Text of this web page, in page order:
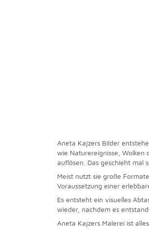
Aneta Kajzers Bilder
wie Naturereignisse, Wolken
auflösen. Das geschieht mal
Meist nutzt sie große
Voraussetzung einer
Es entsteht ein visuelles
wieder, nachdem es
Aneta Kajzers Malerei ist